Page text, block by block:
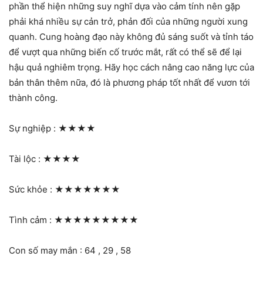
phần thể hiện những suy nghĩ dựa vào cảm tính nên gặp
phải khá nhiều sự cản trở, phản đối của những người xung
quanh. Cung hoàng đạo này không đủ sáng suốt và tỉnh táo
để vượt qua những biến cố trước mắt, rất có thể sẽ để lại
hậu quả nghiêm trọng. Hãy học cách nâng cao năng lực của
bản thân thêm nữa, đó là phương pháp tốt nhất để vươn tới
thành công.
Sự nghiệp : ★★★★
Tài lộc : ★★★★
Sức khỏe : ★★★★★★★
Tình cảm : ★★★★★★★★★
Con số may mắn : 64 , 29 , 58